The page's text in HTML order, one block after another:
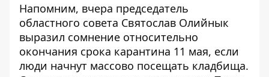
Напомним, вчера председатель
областного совета Святослав Олийнык
выразил сомнение относительно
окончания срока карантина 11 мая, если
люди начнут массово посещать кладбища.